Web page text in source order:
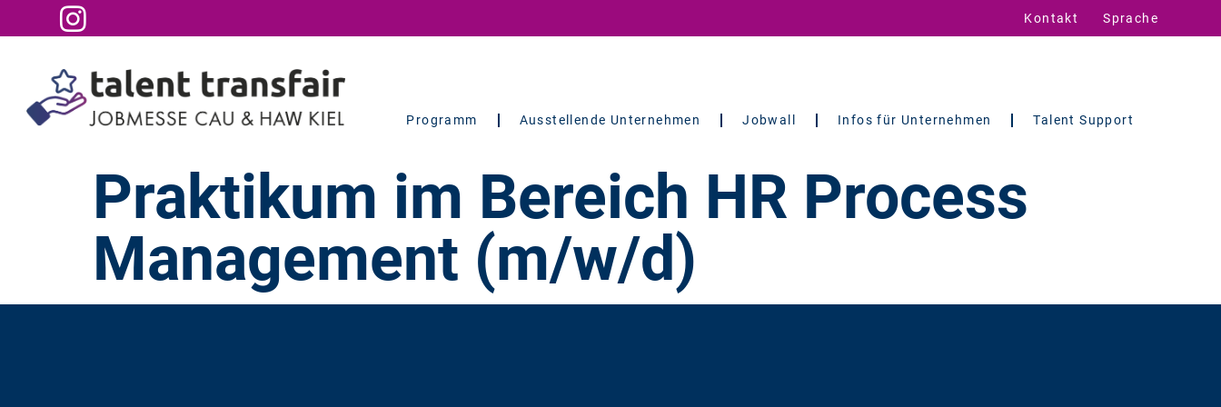
Kontakt Sprache
Programm Ausstellende Unternehmen Jobwall Infos für Unternehmen Talent Support
Praktikum im Bereich HR Process
Management (m/w/d)